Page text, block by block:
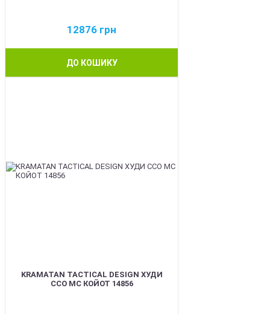
12876 грн
ДО КОШИКУ
KRAMATAN TACTICAL DESIGN ХУДИ
ССО МС КОЙОТ 14856